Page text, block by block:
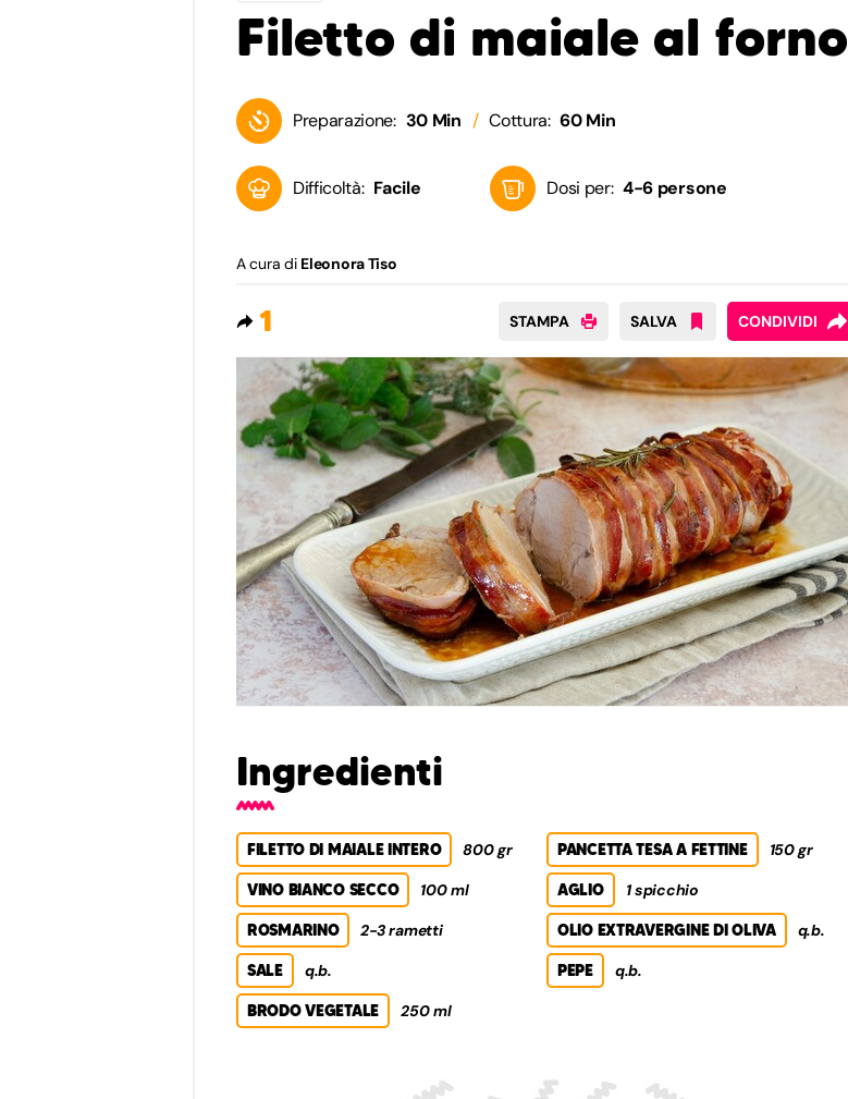
Filetto di maiale al forno
Preparazione: 30 Min Cottura: 60 Min
Difficoltà: Facile Dosi per: 4-6 persone
A cura di Eleonora Tiso
1 STAMPA SALVA CONDIVIDI
Ingredienti
FILETTO DI MAIALE INTERO 800 gr PANCETTA TESA A FETTINE 150 gr
VINO BIANCO SECCO 100 ml AGLIO 1 spicchio
ROSMARINO 2-3 rametti OLIO EXTRAVERGINE DI OLIVA q.b.
SALE q.b. PEPE q.b.
BRODO VEGETALE 250 ml